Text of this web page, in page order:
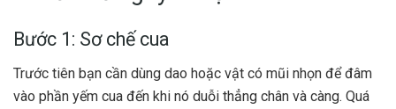
Bước 1: Sơ chế cua
Trước tiên bạn cần dùng dao hoặc vật có mũi nhọn để đâm
vào phần yếm cua đến khi nó duỗi thẳng chân và càng. Quá